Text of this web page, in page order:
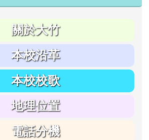
關於大竹
本校沿革
本校校歌
地理位置
電話分機